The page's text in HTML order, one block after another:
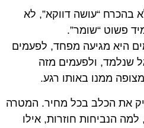
בהכרח “עושה דווקא”, לא
פשוט “שומר”.
היא מגיעה מפחד, לפעמים
שנלמד, ולפעמים מזה
ממנו באותו רגע.
את הכלב בכל מחיר. המטרה
הנביחות חוזרות, אילו